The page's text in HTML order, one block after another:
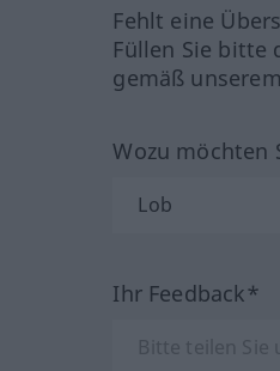
Fehlt eine
Füllen Sie bitte
gemäß
Wozu möchten
Ihr Feedback*